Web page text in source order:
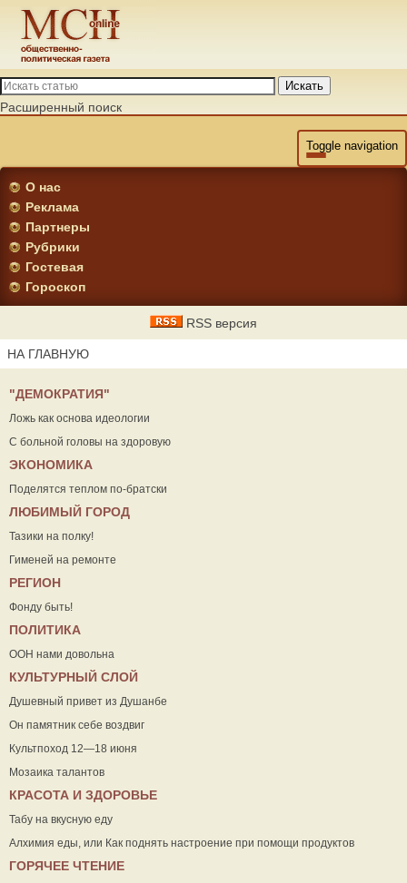
Искать
Расширенный поиск
Toggle navigation
О нас
Реклама
Партнеры
Рубрики
Гостевая
Гороскоп
RSS версия
НА ГЛАВНУЮ
"ДЕМОКРАТИЯ"
Ложь как основа идеологии
С больной головы на здоровую
ЭКОНОМИКА
Поделятся теплом по-братски
ЛЮБИМЫЙ ГОРОД
Тазики на полку!
Гименей на ремонте
РЕГИОН
Фонду быть!
ПОЛИТИКА
ООН нами довольна
КУЛЬТУРНЫЙ СЛОЙ
Душевный привет из Душанбе
Он памятник себе воздвиг
Культпоход 12—18 июня
Мозаика талантов
КРАСОТА И ЗДОРОВЬЕ
Табу на вкусную еду
Алхимия еды, или Как поднять настроение при помощи продуктов
ГОРЯЧЕЕ ЧТЕНИЕ